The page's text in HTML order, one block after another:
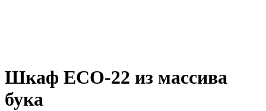
Шкаф ECO-22 из массива
бука